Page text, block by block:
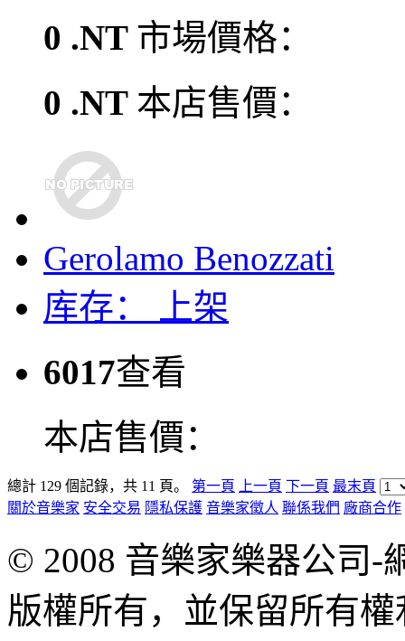
0 .NT 市場價格：
0 .NT 本店售價：
Gerolamo Benozzati
库存：
上架
6017查看
本店售價：
總計 129 個記錄，共 11 頁。 第一頁 上一頁 下一頁 最末頁
關於音樂家 安全交易 隱私保護 音樂家徵人 聯係我們 廠商合作
© 2008 音樂家樂器公司-
版權所有，並保留所有權